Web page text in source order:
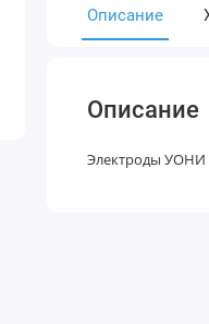
Описание
Описание
Электроды УОНИ